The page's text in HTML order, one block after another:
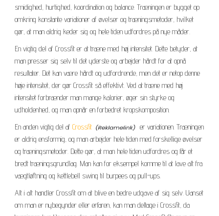
smidighed, hurtighed, koordination og balance. Træningen er bygget op
omkring konstante variationer af øvelser og træningsmetoder, hvilket
gør, at man aldrig keder sig og hele tiden udfordres på nye måder.
En vigtig del af Crossfit er at træne med høj intensitet. Dette betyder, at
man presser sig selv til det yderste og arbejder hårdt for at opnå
resultater. Det kan være hårdt og udfordrende, men det er netop denne
høje intensitet, der gør Crossfit så effektivt. Ved at træne med høj
intensitet forbrænder man mange kalorier, øger sin styrke og
udholdenhed, og man opnår en forbedret kropskomposition.
En anden vigtig del af Crossfit
er variationen. Træningen
er aldrig ensformig, og man arbejder hele tiden med forskellige øvelser
og træningsmetoder. Dette gør, at man hele tiden udfordres og får et
bredt træningsgrundlag. Man kan for eksempel komme til at lave alt fra
vægtløftning og kettlebell swing til burpees og pull-ups.
Alt i alt handler Crossfit om at blive en bedre udgave af sig selv. Uanset
om man er nybegynder eller erfaren, kan man deltage i Crossfit, da